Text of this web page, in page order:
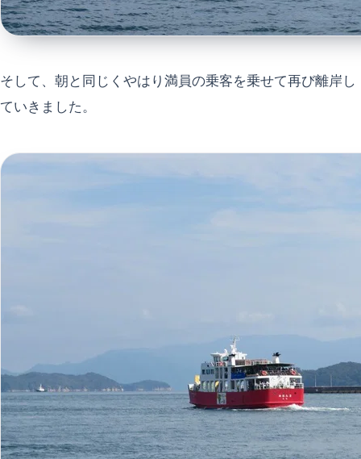
そして、朝と同じくやはり満員の乗客を乗せて再び離岸し
ていきました。